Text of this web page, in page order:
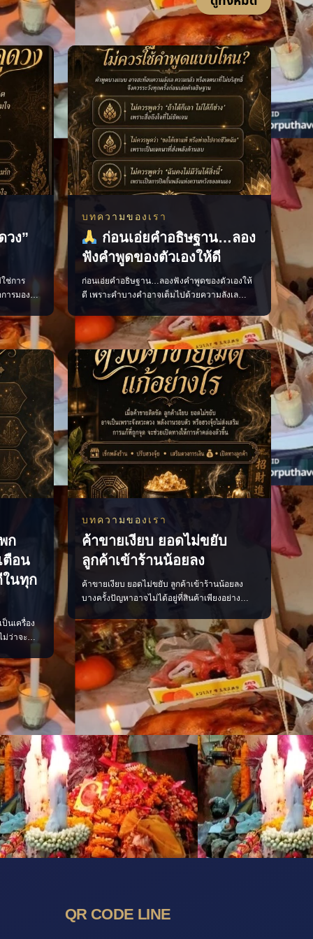
วง”
ใช่การ
ารมอง
จังหวะ
น และ
ช่วยให้
รู
บทความของเรา
ก่อนเอ่ยคำอธิษฐาน…ลอง
ฟังคำพูดของตัวเองให้ดี
ก่อนเอ่ยคำอธิษฐาน…ลองฟังคำพูดของตัวเองให้
ดี เพราะคำบางคำอาจเต็มไปด้วยความลังเล
ตัว ควรอธิษฐานด้วยถ้อยคำที่ชัดเจน สุภาพ และ
เปี่ยมด้วยเจตนาดี เพื่อให้ใจของเรามั่นคงและ
พร้อมก้าวไปสู่สิ่งที่ปรารถนา แล้วคุณเคยเผลอใช้
คำพูดแบบไหนเวลาอธิษฐานบ้าง? #คำอธิษฐาน
#พลัง
ก
ตือน
ในทุก
นเครื่อง
ม่ว่าจะ
ความ
จะค่อย
ห์ ของ
ดตั
บทความของเรา
ค้าขายเงียบ ยอดไม่ขยับ
ลูกค้าเข้าร้านน้อยลง
ค้าขายเงียบ ยอดไม่ขยับ ลูกค้าเข้าร้านน้อยลง
บางครั้งปัญหาอาจไม่ได้อยู่ที่สินค้าเพียงอย่าง
ภายในร้าน หรือการจัดวางที่ยังไม่ส่งเสริมการค้า
ลองเริ่มจากการตรวจพลังร้าน ปรับฮวงจุ้ย เสริมจุด
รับทรัพย์ และจัดพื้นที่ให้เปิดรับลูกค้ามากขึ้น เมื่อ
แก้ได้ตรงจุด การค้าขายก
QR CODE LINE